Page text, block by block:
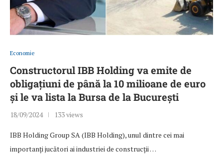
Economie
Constructorul IBB Holding va emite de
obligațiuni de până la 10 milioane de euro
și le va lista la Bursa de la București
18/09/2024 133 views
IBB Holding Group SA (IBB Holding), unul dintre cei mai
importanți jucători ai industriei de construcții …